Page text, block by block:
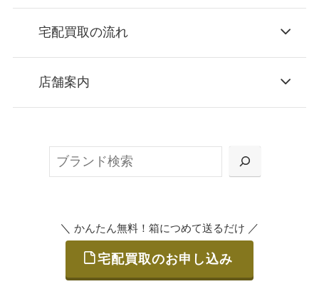
宅配買取の流れ
お申込み
または梱包材不要の「集荷申込」からお選び
ご発送
店舗案内
＼ かんたん無料！箱につめて送るだけ ／
宅配買取のお申し込み